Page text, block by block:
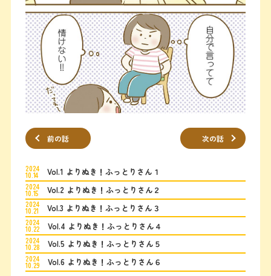
前の話 次の話
2024
10.14 Vol.1 よりぬき！ふっとりさん１
2024
10.15 Vol.2 よりぬき！ふっとりさん２
2024
10.21 Vol.3 よりぬき！ふっとりさん３
2024
10.22 Vol.4 よりぬき！ふっとりさん４
2024
10.28 Vol.5 よりぬき！ふっとりさん５
2024
10.29 Vol.6 よりぬき！ふっとりさん６